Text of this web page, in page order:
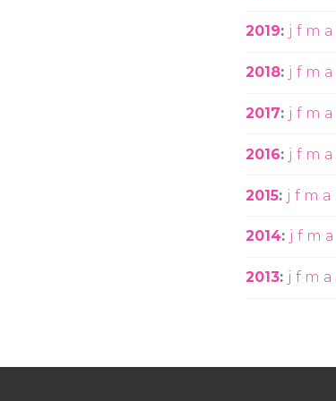
2019: j f m a
2018: j f m a
2017: j f m a
2016: j f m a
2015: j f m a
2014: j f m a
2013: j f m a